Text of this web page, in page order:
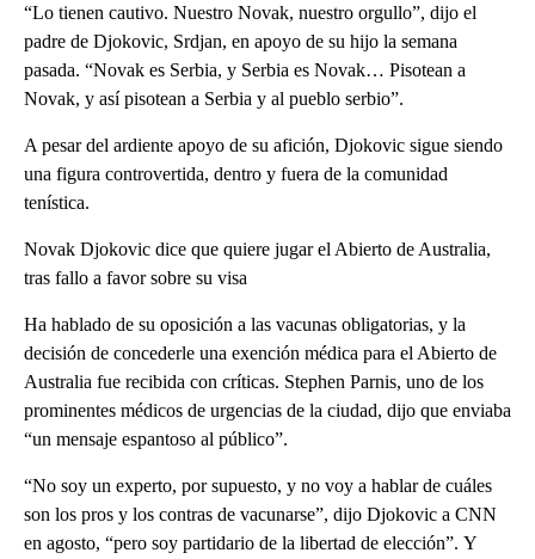
“Lo tienen cautivo. Nuestro Novak, nuestro orgullo”, dijo el
padre de Djokovic, Srdjan, en apoyo de su hijo la semana
pasada. “Novak es Serbia, y Serbia es Novak… Pisotean a
Novak, y así pisotean a Serbia y al pueblo serbio”.
A pesar del ardiente apoyo de su afición, Djokovic sigue siendo
una figura controvertida, dentro y fuera de la comunidad
tenística.
Novak Djokovic dice que quiere jugar el Abierto de Australia,
tras fallo a favor sobre su visa
Ha hablado de su oposición a las vacunas obligatorias, y la
decisión de concederle una exención médica para el Abierto de
Australia fue recibida con críticas. Stephen Parnis, uno de los
prominentes médicos de urgencias de la ciudad, dijo que enviaba
“un mensaje espantoso al público”.
“No soy un experto, por supuesto, y no voy a hablar de cuáles
son los pros y los contras de vacunarse”, dijo Djokovic a CNN
en agosto, “pero soy partidario de la libertad de elección”. Y